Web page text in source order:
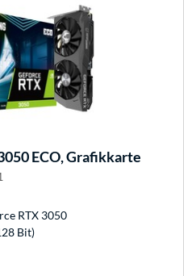
ECO, Grafikkarte
RTX 3050
Bit)